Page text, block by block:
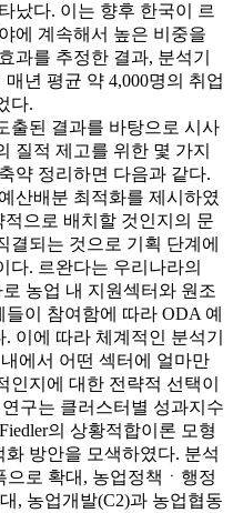
났다. 이는 향후 한국이 르
에 계속해서 높은 비중을
과를 추정한 결과, 분석기
년 평균 약 4,000명의 취업
다.
출된 결과를 바탕으로 시사
질적 제고를 위한 몇 가지
약 정리하면 다음과 같다.
산배분 최적화를 제시하였
으로 배치할 것인지의 문
결되는 것으로 기획 단계에
다. 르완다는 우리나라의
농업 내 지원섹터와 원조
이 참여함에 따라 ODA 예
이에 따라 체계적인 분석기
에서 어떤 섹터에 얼마만
지에 대한 전략적 선택이
구는 클러스터별 성과지수
의 상황적합이론 모형
방안을 모색하였다. 분석
으로 확대, 농업정책ㆍ행정
, 농업개발(C2)과 농업협동